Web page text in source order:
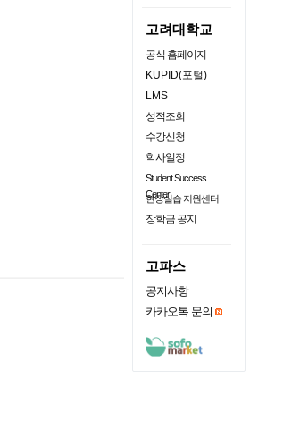
고려대학교
공식 홈페이지
KUPID(포털)
LMS
성적조회
수강신청
학사일정
Student Success
Center
현장실습 지원센터
장학금 공지
고파스
공지사항
카카오톡 문의